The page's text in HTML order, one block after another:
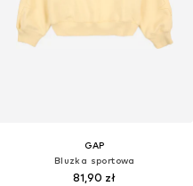
GAP
Bluzka sportowa
81,90 zł